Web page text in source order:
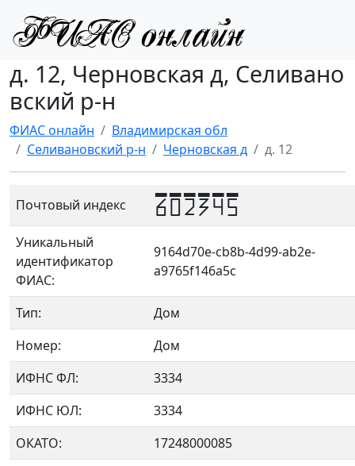
д. 12, Черновская д, Селивано
вский р-н
ФИАС онлайн
Владимирская обл
Селивановский р-н
Черновская д д. 12
Почтовый индекс 602345
Уникальный
идентификатор
ФИАС:
9164d70e-cb8b-4d99-ab2e-
a9765f146a5c
Тип:
Дом
Номер:
Дом
ИФНС ФЛ:
3334
ИФНС ЮЛ:
3334
ОКАТО:
17248000085